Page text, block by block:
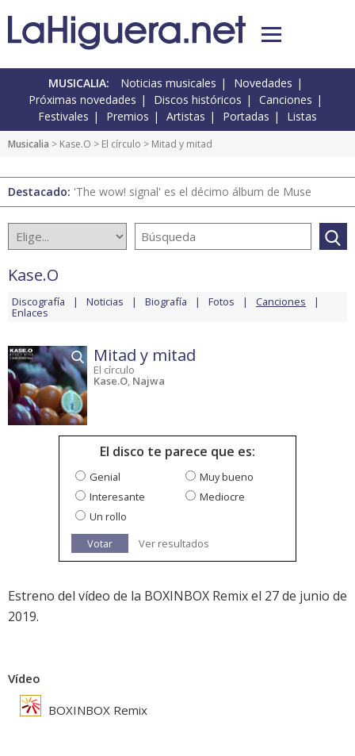
MUSICALIA: Noticias musicales
Novedades
Próximas novedades
Discos históricos
Canciones
Festivales
Premios Artistas Portadas Listas
Musicalia > Kase.O > El círculo > Mitad y mitad
Destacado: 'The wow! signal' es el décimo álbum de Muse
Kase.O
Discografía Noticias Biografía Fotos Canciones
Enlaces
Mitad y mitad
El círculo
Kase.O, Najwa
El disco te parece que es:
Genial
Muy bueno
Interesante
Mediocre
Un rollo
Votar
Ver resultados
Estreno del vídeo de la BOXINBOX Remix el 27 de junio de
2019.
Vídeo
BOXINBOX Remix